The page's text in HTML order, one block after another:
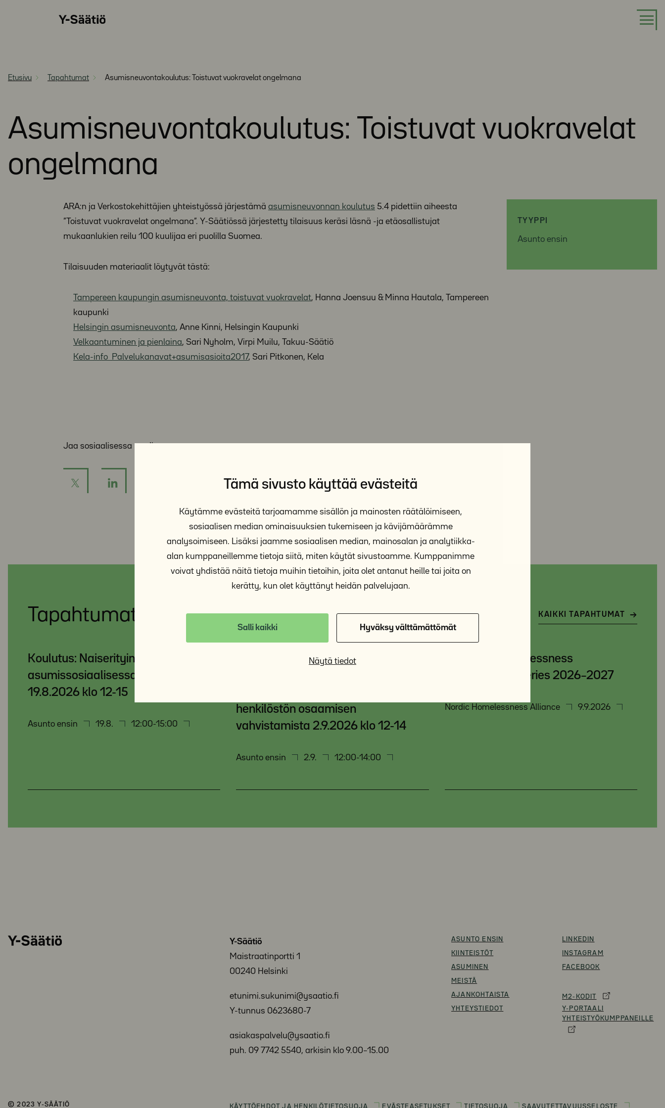
Tämä sivusto käyttää evästeitä
Käytämme evästeitä tarjoamamme sisällön ja mainosten räätälöimiseen,
sosiaalisen median ominaisuuksien tukemiseen ja kävijämäärämme
analysoimiseen. Lisäksi jaamme sosiaalisen median, mainosalan ja analytiikka-
alan kumppaneillemme tietoja siitä, miten käytät sivustoamme. Kumppanimme
voivat yhdistää näitä tietoja muihin tietoihin, joita olet antanut heille tai joita on
kerätty, kun olet käyttänyt heidän palvelujaan.
Salli kaikki Hyväksy välttämättömät
Näytä tiedot
Etusivu Tapahtumat Asumisneuvontakoulutus: Toistuvat vuokravelat ongelmana
Asumisneuvontakoulutus: Toistuvat vuokravelat
ongelmana
TYYPPI
Asunto ensin
ARA:n ja Verkostokehittäjien yhteistyössä järjestämä asumisneuvonnan koulutus 5.4 pidettiin aiheesta
”Toistuvat vuokravelat ongelmana”. Y-Säätiössä järjestetty tilaisuus keräsi läsnä -ja etäosallistujat
mukaanlukien reilu 100 kuulijaa eri puolilla Suomea.
Tilaisuuden materiaalit löytyvät tästä:
Tampereen kaupungin asumisneuvonta, toistuvat vuokravelat, Hanna Joensuu & Minna Hautala, Tampereen
kaupunki
Helsingin asumisneuvonta, Anne Kinni, Helsingin Kaupunki
Velkaantuminen ja pienlaina, Sari Nyholm, Virpi Muilu, Takuu-Säätiö
Kela-info_Palvelukanavat+asumisasioita2017, Sari Pitkonen, Kela
Jaa sosiaalisessa mediassa:
Tapahtumat KAIKKI TAPAHTUMAT
Koulutus: Naiserityinen työote
asumissosiaalisessa työssä
19.8.2026 klo 12-15
Asunto ensin 19.8. 12:00-15:00
Koulutus: Asunto ensin paikallisessa
henkilöstön osaamisen
vahvistamista 2.9.2026 klo 12-14
Asunto ensin 2.9. 12:00-14:00
NHA: The Homelessness
Collaboration Series 2026–2027
Nordic Homelessness Alliance 9.9.2026
Y-
Y-Säätiö
Maistraatinportti 1
00240 Helsinki
etunimi.sukunimi@ysaatio.fi
Y-tunnus 0623680-7
asiakaspalvelu@ysaatio.fi
puh. 09 7742 5540, arkisin klo 9.00–15.00
ASUNTO ENSIN
KIINTEISTÖT
ASUMINEN
MEISTÄ
AJANKOHTAISTA
YHTEYSTIEDOT
LINKEDIN
INSTAGRAM
FACEBOOK
M2-KODIT
Y-PORTAALI
YHTEISTYÖKUMPPANEILLE
© 2023 Y-SÄÄTIÖ KÄYTTÖEHDOT JA HENKILÖTIETOSUOJA EVÄSTEASETUKSET TIETOSUOJA SAAVUTETTAVUUSSELOSTE